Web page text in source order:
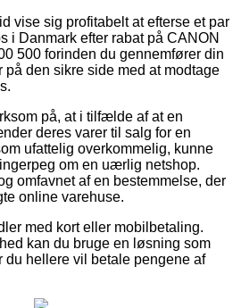
vise sig profitabelt at efterse et par
i Danmark efter rabat på CANON
500 forinden du gennemfører din
på den sikre side med at modtage
på, at i tilfælde af at en
deres varer til salg for en
ufattelig overkommelig, kunne
om en uærlig netshop.
omfavnet af en bestemmelse, der
online varehuse.
med kort eller mobilbetaling.
kan du bruge en løsning som
hellere vil betale pengene af